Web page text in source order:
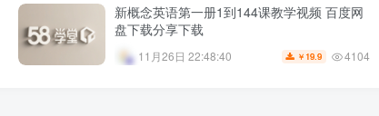
新概念英语第一册1到144课教学视频 百度网
盘下载分享下载
11月26日 22:48:40 ￥ 19.9 4104